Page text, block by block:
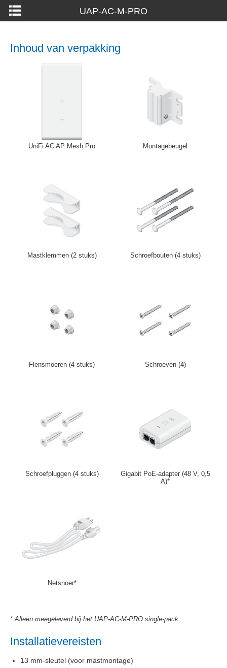
UAP-AC-M-PRO
Inhoud van verpakking
UniFi AC AP Mesh Pro Montagebeugel
Mastklemmen (2 stuks) Schroefbouten (4 stuks)
Flensmoeren (4 stuks) Schroeven (4)
Schroefpluggen (4 stuks)
Gigabit PoE-adapter (48 V, 0,5
A)*
Netsnoer*
* Alleen meegeleverd bij het UAP-AC-M-PRO single-pack
Installatievereisten
13 mm-sleutel (voor mastmontage)